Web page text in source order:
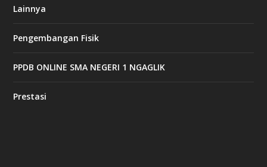
Lainnya
Pengembangan Fisik
PPDB ONLINE SMA NEGERI 1 NGAGLIK
Prestasi